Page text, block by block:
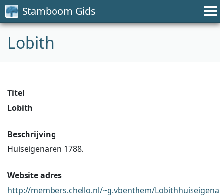
Stamboom Gids
Lobith
Titel
Lobith
Beschrijving
Huiseigenaren 1788.
Website adres
http://members.chello.nl/~g.vbenthem/